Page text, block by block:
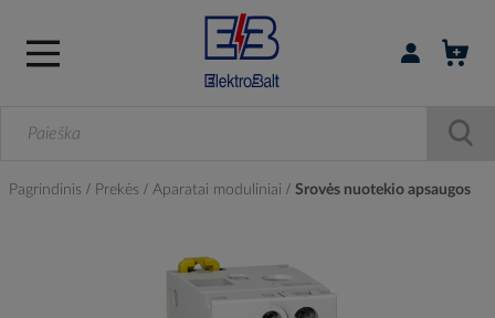
Prisijungti /
Pagrindinis Prekės Aparatai moduliniai Srovės nuotekio apsaugos